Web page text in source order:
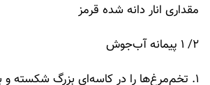
مقداری انار دانه شده قرمز
۲/ ۱ پیمانه آب‌جوش
۱. تخم‌مرغ‌ها را در کاسه‌ای بزرگ شکسته